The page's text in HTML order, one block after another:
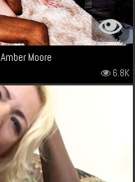
Amber Moore
6.8K